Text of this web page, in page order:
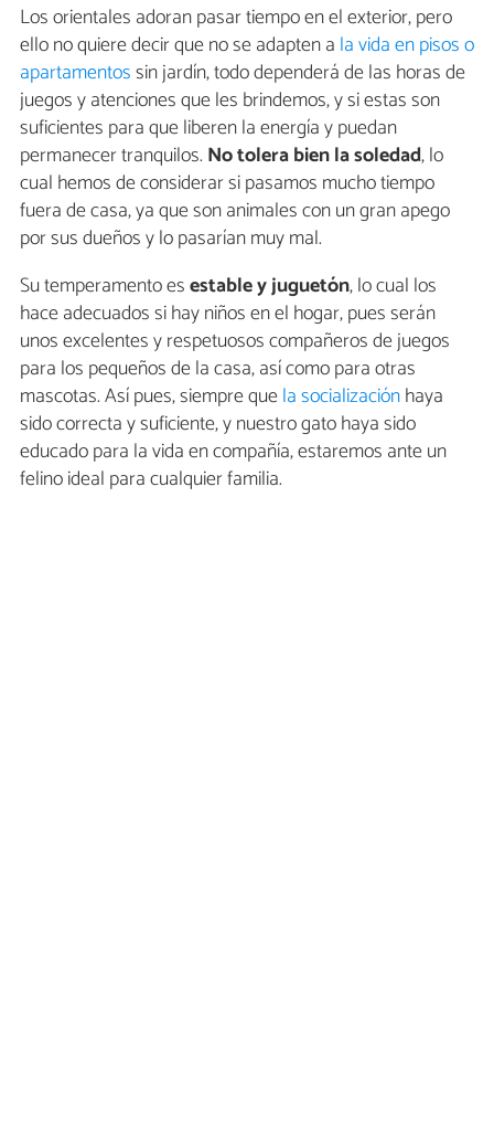
Los orientales adoran pasar tiempo en el exterior, pero
ello no quiere decir que no se adapten a la vida en pisos o
apartamentossin jardín, todo dependerá de las horas de
juegos y atenciones que les brindemos, y si estas son
suficientes para que liberen la energía y puedan
permanecer tranquilos. No tolera bien la soledad, lo
cual hemos de considerar si pasamos mucho tiempo
fuera de casa, ya que son animales con un gran apego
por sus dueños y lo pasarían muy mal.
Su temperamento esestable y juguetón, lo cual los
hace adecuados si hay niños en el hogar, pues serán
unos excelentes y respetuosos compañeros de juegos
para los pequeños de la casa, así como para otras
mascotas. Así pues, siempre quela socializaciónhaya
sido correcta y suficiente, y nuestro gato haya sido
educado para la vida en compañía, estaremos ante un
felino ideal para cualquier familia.